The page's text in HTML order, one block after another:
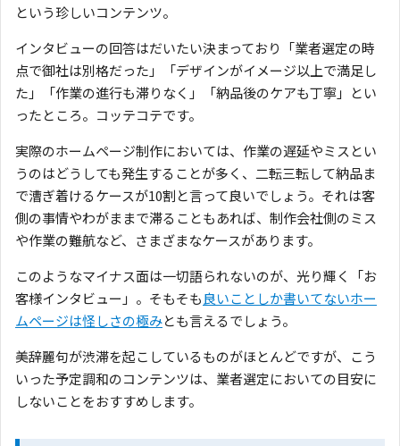
という珍しいコンテンツ。
インタビューの回答はだいたい決まっており「業者選定の時
点で御社は別格だった」「デザインがイメージ以上で満足し
た」「作業の進行も滞りなく」「納品後のケアも丁寧」とい
ったところ。コッテコテです。
実際のホームページ制作においては、作業の遅延やミスとい
うのはどうしても発生することが多く、二転三転して納品ま
で漕ぎ着けるケースが10割と言って良いでしょう。それは客
側の事情やわがままで滞ることもあれば、制作会社側のミス
や作業の難航など、さまざまなケースがあります。
このようなマイナス面は一切語られないのが、光り輝く「お
客様インタビュー」。そもそも良いことしか書いてないホー
ムページは怪しさの極みとも言えるでしょう。
美辞麗句が渋滞を起こしているものがほとんどですが、こう
いった予定調和のコンテンツは、業者選定においての目安に
しないことをおすすめします。